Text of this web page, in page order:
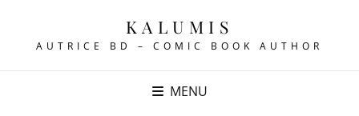
KALUMIS
AUTRICE BD – COMIC BOOK AUTHOR
MENU